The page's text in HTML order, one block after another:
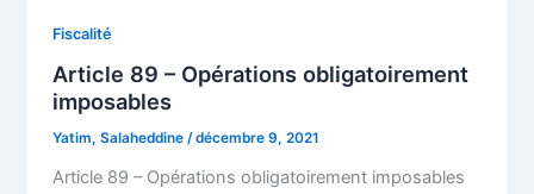
Fiscalité
Article 89 – Opérations obligatoirement
imposables
Yatim, Salaheddine/décembre 9, 2021
Article 89 – Opérations obligatoirement imposables